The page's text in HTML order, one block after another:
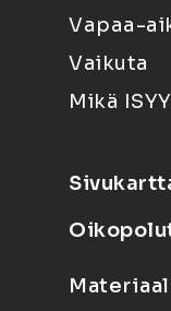
Vapaa-
Vaikuta
Mikä ISYY